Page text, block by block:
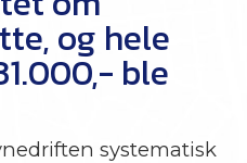
og hele
ble
systematisk